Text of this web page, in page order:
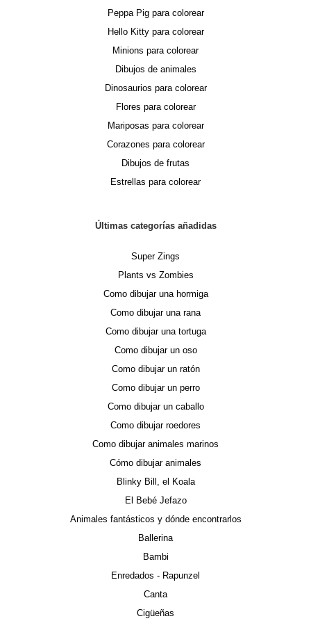
Peppa Pig para colorear
Hello Kitty para colorear
Minions para colorear
Dibujos de animales
Dinosaurios para colorear
Flores para colorear
Mariposas para colorear
Corazones para colorear
Dibujos de frutas
Estrellas para colorear
Últimas categorías añadidas
Super Zings
Plants vs Zombies
Como dibujar una hormiga
Como dibujar una rana
Como dibujar una tortuga
Como dibujar un oso
Como dibujar un ratón
Como dibujar un perro
Como dibujar un caballo
Como dibujar roedores
Como dibujar animales marinos
Cómo dibujar animales
Blinky Bill, el Koala
El Bebé Jefazo
Animales fantásticos y dónde encontrarlos
Ballerina
Bambi
Enredados - Rapunzel
Canta
Cigüeñas